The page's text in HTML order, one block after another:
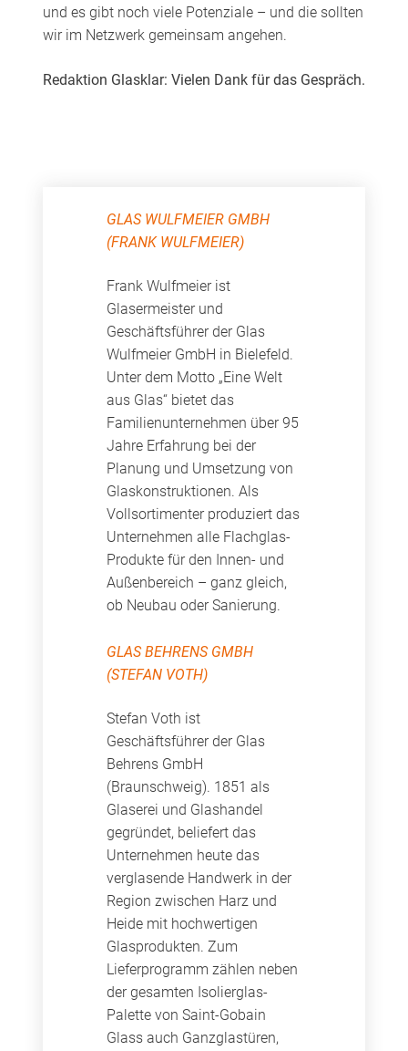
und es gibt noch viele Potenziale – und die sollten
wir im Netzwerk gemeinsam angehen.
Redaktion Glasklar: Vielen Dank für das Gespräch.
GLAS WULFMEIER GMBH
(FRANK WULFMEIER)
Frank Wulfmeier ist
Glasermeister und
Geschäftsführer der Glas
Wulfmeier GmbH in Bielefeld.
Unter dem Motto „Eine Welt
aus Glas“ bietet das
Familienunternehmen über 95
Jahre Erfahrung bei der
Planung und Umsetzung von
Glaskonstruktionen. Als
Vollsortimenter produziert das
Unternehmen alle Flachglas-
Produkte für den Innen- und
Außenbereich – ganz gleich,
ob Neubau oder Sanierung.
GLAS BEHRENS GMBH
(STEFAN VOTH)
Stefan Voth ist
Geschäftsführer der Glas
Behrens GmbH
(Braunschweig). 1851 als
Glaserei und Glashandel
gegründet, beliefert das
Unternehmen heute das
verglasende Handwerk in der
Region zwischen Harz und
Heide mit hochwertigen
Glasprodukten. Zum
Lieferprogramm zählen neben
der gesamten Isolierglas-
Palette von Saint-Gobain
Glass auch Ganzglastüren,